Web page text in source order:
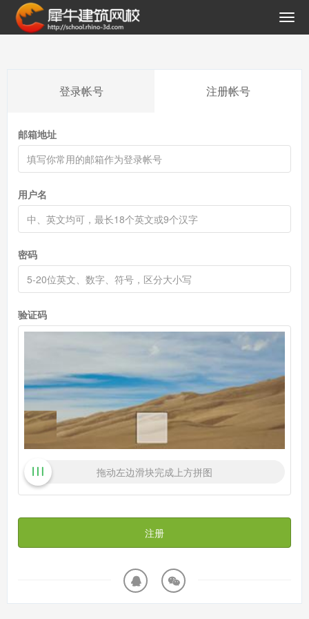
登录帐号 注册帐号
邮箱地址
用户名
密码
验证码
拖动左边滑块完成上方拼图
注册